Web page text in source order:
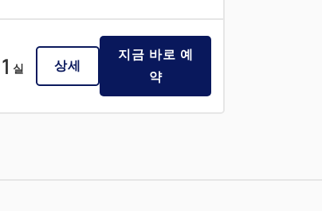
1 실 상세
지금 바로 예
약